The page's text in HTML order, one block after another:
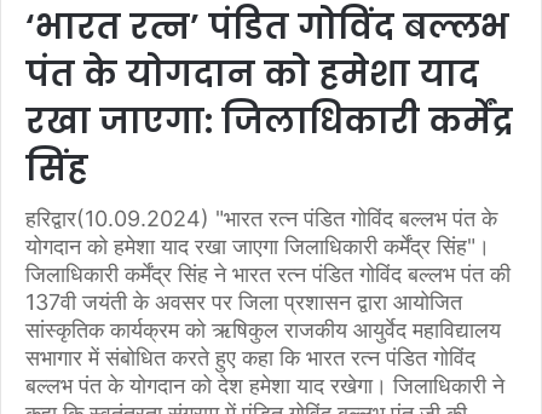
‘भारत रत्न’ पंडित गोविंद बल्लभ
पंत के योगदान को हमेशा याद
रखा जाएगा: जिलाधिकारी कर्मेंद्र
सिंह
हरिद्वार(10.09.2024) "भारत रत्न पंडित गोविंद बल्लभ पंत के
योगदान को हमेशा याद रखा जाएगा जिलाधिकारी कर्मेंद्र सिंह"।
जिलाधिकारी कर्मेंद्र सिंह ने भारत रत्न पंडित गोविंद बल्लभ पंत की
137वी जयंती के अवसर पर जिला प्रशासन द्वारा आयोजित
सांस्कृतिक कार्यक्रम को ऋषिकुल राजकीय आयुर्वेद महाविद्यालय
सभागार में संबोधित करते हुए कहा कि भारत रत्न पंडित गोविंद
बल्लभ पंत के योगदान को देश हमेशा याद रखेगा। जिलाधिकारी ने